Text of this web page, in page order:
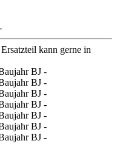
kann gerne in